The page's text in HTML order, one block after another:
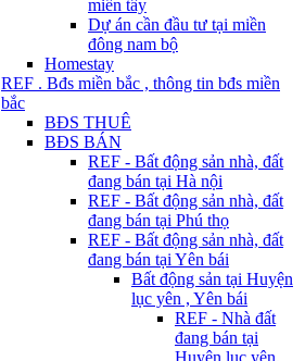
miền tây
Dự án cần đầu tư tại miền
đông nam bộ
Homestay
REF . Bđs miền bắc , thông tin bđs miền
bắc
BĐS THUÊ
BĐS BÁN
REF - Bất động sản nhà, đất
đang bán tại Hà nội
REF - Bất động sản nhà, đất
đang bán tại Phú thọ
REF - Bất động sản nhà, đất
đang bán tại Yên bái
Bất động sản tại Huyện
lục yên , Yên bái
REF - Nhà đất
đang bán tại
Huyện lục yên,